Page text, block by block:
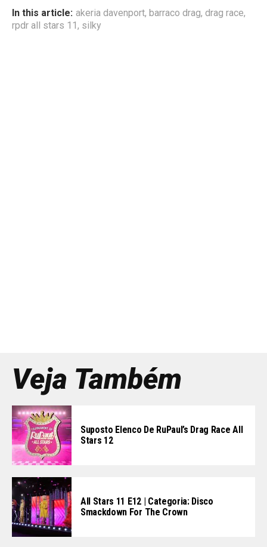
In this article: akeria davenport, barraco drag, drag race,
rpdr all stars 11, silky
Veja Também
Suposto Elenco De RuPaul’s Drag Race All
Stars 12
All Stars 11 E12 | Categoria: Disco
Smackdown For The Crown